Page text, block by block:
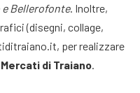
e Bellerofonte. Inoltre,
(disegni, collage,
per realizzare
Mercati di Traiano